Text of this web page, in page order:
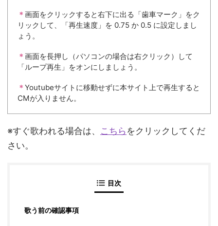
＊ 画面をクリックすると右下に出る「歯車マーク」をク
リックして、「再生速度」を 0.75 か 0.5 に設定しまし
ょう。
＊ 画面を長押し（パソコンの場合は右クリック）して
「ループ再生」をオンにしましょう。
＊ Youtubeサイトに移動せずに本サイト上で再生すると
CMが入りません。
※すぐ歌われる場合は、 こちら をクリックしてくだ
さい。
目次
歌う前の確認事項